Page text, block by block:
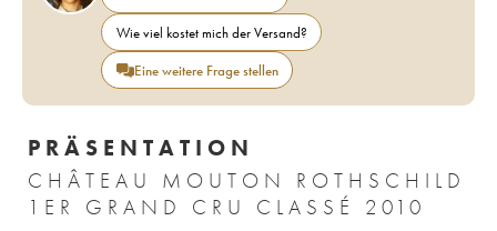
Wie viel kostet mich der Versand?
Eine weitere Frage stellen
PRÄSENTATION
CHÂTEAU MOUTON ROTHSCHILD
1ER GRAND CRU CLASSÉ 2010